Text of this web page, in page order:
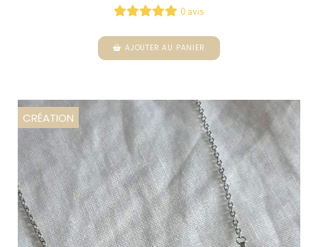
0 avis
AJOUTER AU PANIER
CRÉATION